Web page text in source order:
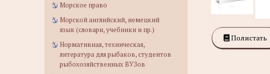
Морское право
Морской английский, немецкий
язык (словари, учебники и пр.)
Нормативная, техническая,
литература для рыбаков, студентов
рыбохозяйственных ВУЗов
Полистать